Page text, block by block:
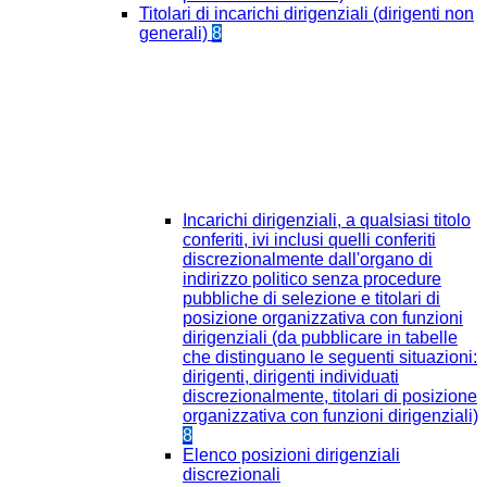
Titolari di incarichi dirigenziali (dirigenti non
generali) 8
Incarichi dirigenziali, a qualsiasi titolo
conferiti, ivi inclusi quelli conferiti
discrezionalmente dall'organo di
indirizzo politico senza procedure
pubbliche di selezione e titolari di
posizione organizzativa con funzioni
dirigenziali (da pubblicare in tabelle
che distinguano le seguenti situazioni:
dirigenti, dirigenti individuati
discrezionalmente, titolari di posizione
organizzativa con funzioni dirigenziali)
8
Elenco posizioni dirigenziali
discrezionali